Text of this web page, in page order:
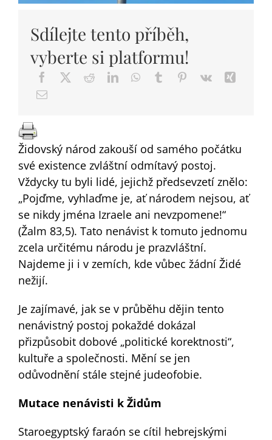
DARY
Sdílejte tento příběh,
vyberte si platformu!
Židovský národ zakouší od samého počátku
své existence zvláštní odmítavý postoj.
Vždycky tu byli lidé, jejichž předsevzetí znělo:
„Pojďme, vyhlaďme je, ať národem nejsou, ať
se nikdy jména Izraele ani nevzpomene!“
(Žalm 83,5). Tato nenávist k tomuto jednomu
zcela určitému národu je prazvláštní.
Najdeme ji i v zemích, kde vůbec žádní Židé
nežijí.
Je zajímavé, jak se v průběhu dějin tento
nenávistný postoj pokaždé dokázal
přizpůsobit dobové „politické korektnosti“,
kultuře a společnosti. Mění se jen
odůvodnění stále stejné judeofobie.
Mutace nenávisti k Židům
Staroegyptský faraón se cítil hebrejskými